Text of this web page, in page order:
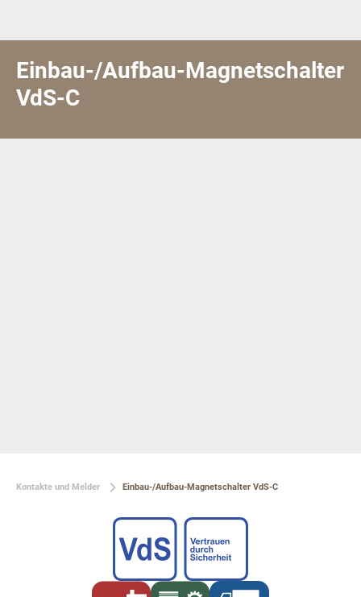
Einbau-/Aufbau-Magnetschalter
VdS-C
Kontakte und Melder Einbau-/Aufbau-Magnetschalter VdS-C